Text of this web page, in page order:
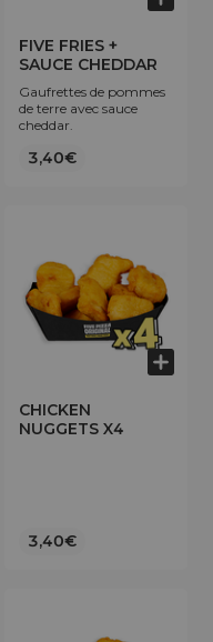
FIVE FRIES +
SAUCE CHEDDAR
Gaufrettes de pommes
de terre avec sauce
cheddar.
3,40€
CHICKEN
NUGGETS X4
3,40€